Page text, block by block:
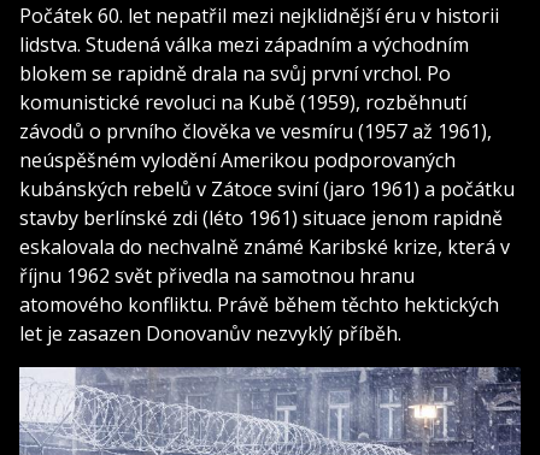
Počátek 60. let nepatřil mezi nejklidnější éru v historii
lidstva. Studená válka mezi západním a východním
blokem se rapidně drala na svůj první vrchol. Po
komunistické revoluci na Kubě (1959), rozběhnutí
závodů o prvního člověka ve vesmíru (1957 až 1961),
neúspěšném vylodění Amerikou podporovaných
kubánských rebelů v Zátoce sviní (jaro 1961) a počátku
stavby berlínské zdi (léto 1961) situace jenom rapidně
eskalovala do nechvalně známé Karibské krize, která v
říjnu 1962 svět přivedla na samotnou hranu
atomového konfliktu. Právě během těchto hektických
let je zasazen Donovanův nezvyklý příběh.